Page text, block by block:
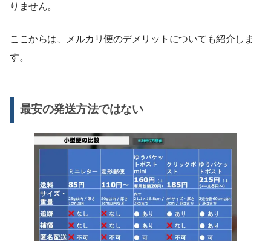
りません。
ここからは、メルカリ便のデメリットについても紹介しま
す。
最安の発送方法ではない